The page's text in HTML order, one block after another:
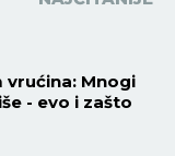
Mnogi
- evo i zašto